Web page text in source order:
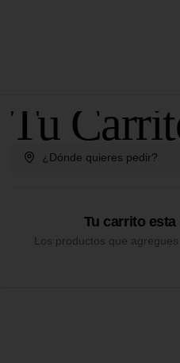
Tu
¿Dónde quieres pedir?
Tu carrito esta
Los productos que